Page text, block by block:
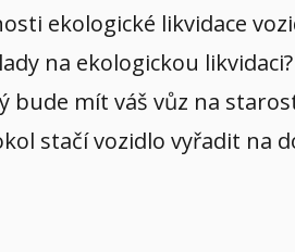
ekologické likvidace
na ekologickou
mít váš vůz na
stačí vozidlo vyřadit